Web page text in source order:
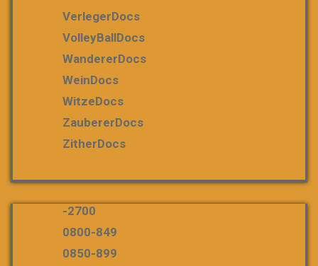
VerlegerDocs
VolleyBallDocs
WandererDocs
WeinDocs
WitzeDocs
ZaubererDocs
ZitherDocs
-2700
0800-849
0850-899